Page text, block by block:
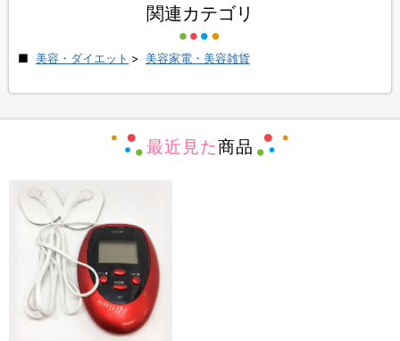
関連カテゴリ
美容・ダイエット > 美容家電・美容雑貨
最近見た商品